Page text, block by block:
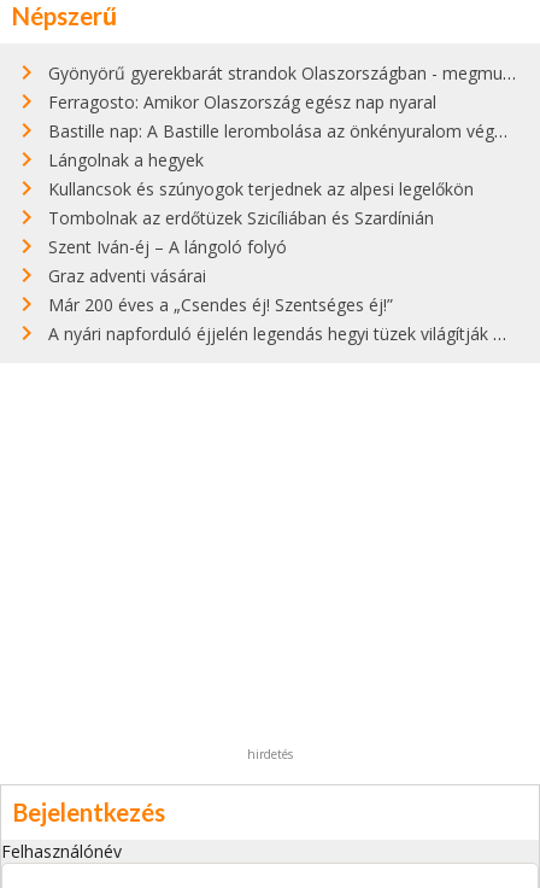
Népszerű
Gyönyörű gyerekbarát strandok Olaszországban - megmutatjuk a 15 legjobbat
Ferragosto: Amikor Olaszország egész nap nyaral
Bastille nap: A Bastille lerombolása az önkényuralom végét jelentette
Lángolnak a hegyek
Kullancsok és szúnyogok terjednek az alpesi legelőkön
Tombolnak az erdőtüzek Szicíliában és Szardínián
Szent Iván-éj – A lángoló folyó
Graz adventi vásárai
Már 200 éves a „Csendes éj! Szentséges éj!”
A nyári napforduló éjjelén legendás hegyi tüzek világítják meg Zugspitzét
hirdetés
Bejelentkezés
Felhasználónév